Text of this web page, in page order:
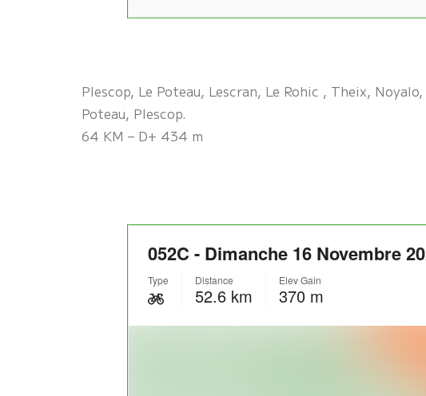
Plescop, Le Poteau, Lescran, Le Rohic , Theix,
Poteau, Plescop.
64 KM – D+ 434 m